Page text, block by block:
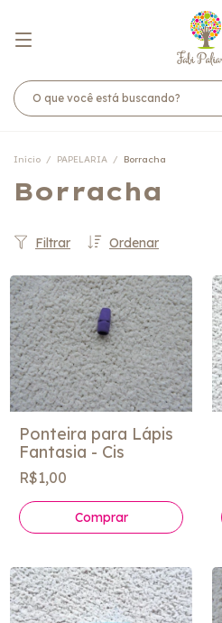
Início / PAPELARIA / Borracha
Borracha
Ordenar
Filtrar
Ponteira para Lápis
Fantasia - Cis
R$1,00
Comprar